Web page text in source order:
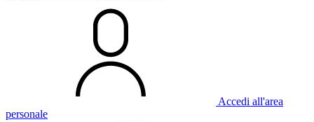
Accedi all'area
personale